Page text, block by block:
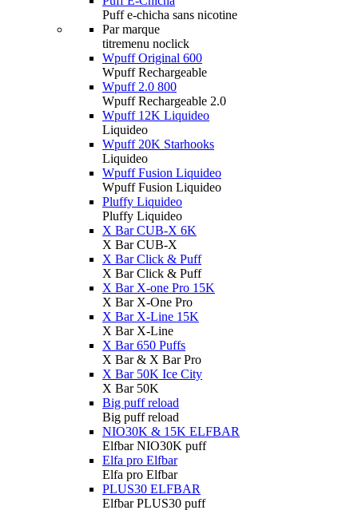
Puff e-chicha sans nicotine
Par marque
titremenu noclick
Wpuff Original 600
Wpuff Rechargeable
Wpuff 2.0 800
Wpuff Rechargeable 2.0
Wpuff 12K Liquideo
Liquideo
Wpuff 20K Starhooks
Liquideo
Wpuff Fusion Liquideo
Wpuff Fusion Liquideo
Pluffy Liquideo
Pluffy Liquideo
X Bar CUB-X 6K
X Bar CUB-X
X Bar Click & Puff
X Bar Click & Puff
X Bar X-one Pro 15K
X Bar X-One Pro
X Bar X-Line 15K
X Bar X-Line
X Bar 650 Puffs
X Bar & X Bar Pro
X Bar 50K Ice City
X Bar 50K
Big puff reload
Big puff reload
NIO30K & 15K ELFBAR
Elfbar NIO30K puff
Elfa pro Elfbar
Elfa pro Elfbar
PLUS30 ELFBAR
Elfbar PLUS30 puff